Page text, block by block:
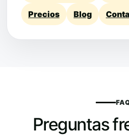
Precios Blog
Preguntas